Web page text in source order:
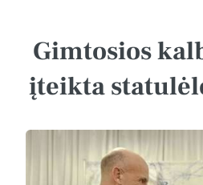
Gimtosios
įteikta